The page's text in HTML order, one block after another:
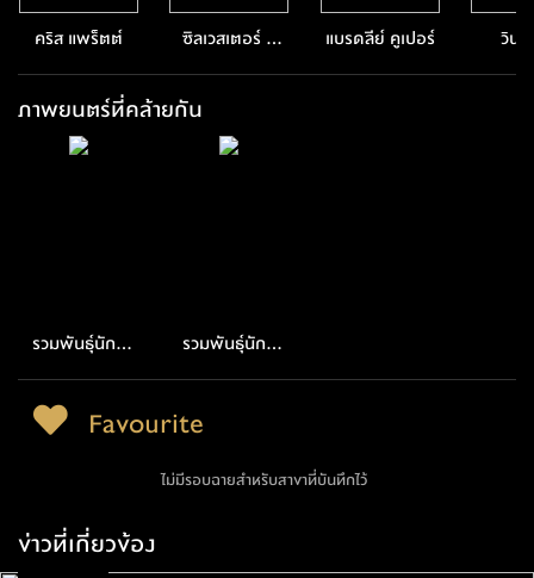
คริส แพร็ตต์
ซิลเวสเตอร์ ส
ตอลโลน
แบรดลีย์ คูเปอร์ วิน
ภาพยนตร์ที่คล้ายกัน
รวมพันธุ์นักสู้
พิทักษ์จักรวาล
รวมพันธุ์นักสู้
พิทักษ์จักรวาล 2
Favourite
ไม่มีรอบฉายสำหรับสาขาที่บันทึกไว้
ข่าวที่เกี่ยวข้อง